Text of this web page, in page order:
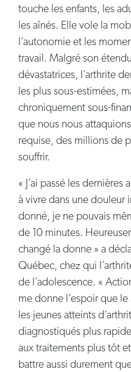
touche les enfants, les
les aînés. Elle vole la
l’autonomie et les
travail. Malgré son
dévastatrices, l’arthrite
les plus sous-estimées,
chroniquement sous-
que nous nous
requise, des millions de
souffrir.
« J’ai passé les
à vivre dans une douleur
donné, je ne pouvais
de 10 minutes.
changé la donne » a
Québec, chez qui
de l’adolescence. «
me donne l’espoir que
les jeunes atteints
diagnostiqués plus
aux traitements plus tôt
battre aussi durement